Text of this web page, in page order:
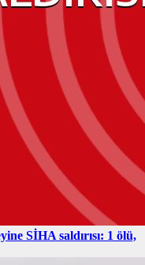
SİHA saldırısı: 1 ölü,